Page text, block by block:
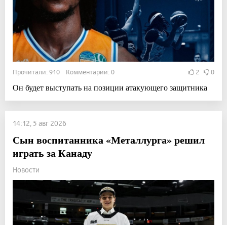
Прочитали: 910 Комментарии: 0 2 0
Он будет выступать на позиции атакующего защитника
14:12, 5 авг 2026
Сын воспитанника «Металлурга» решил
играть за Канаду
Новости